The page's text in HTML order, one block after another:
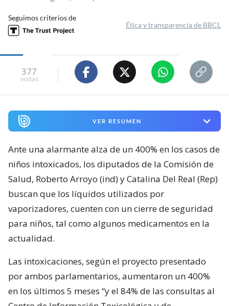
Seguimos criterios de
Ética y transparencia de BBCL
377
visitas
VER RESUMEN
Ante una alarmante alza de un 400% en los casos de
niños intoxicados, los diputados de la Comisión de
Salud, Roberto Arroyo (ind) y Catalina Del Real (Rep)
buscan que los líquidos utilizados por
vaporizadores, cuenten con un cierre de seguridad
para niños, tal como algunos medicamentos en la
actualidad.
Las intoxicaciones, según el proyecto presentado
por ambos parlamentarios, aumentaron un 400%
en los últimos 5 meses “y el 84% de las consultas al